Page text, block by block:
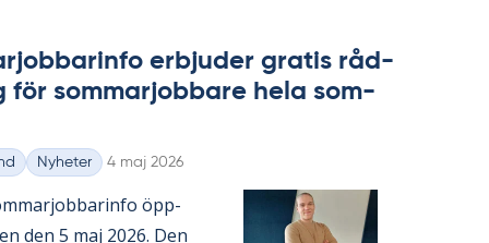
er­bju­der gra­tis råd­
för som­mar­job­ba­re hela som­
Nyheter Skriven
4 maj 2026
öpp­
den 5 maj 2026. Den